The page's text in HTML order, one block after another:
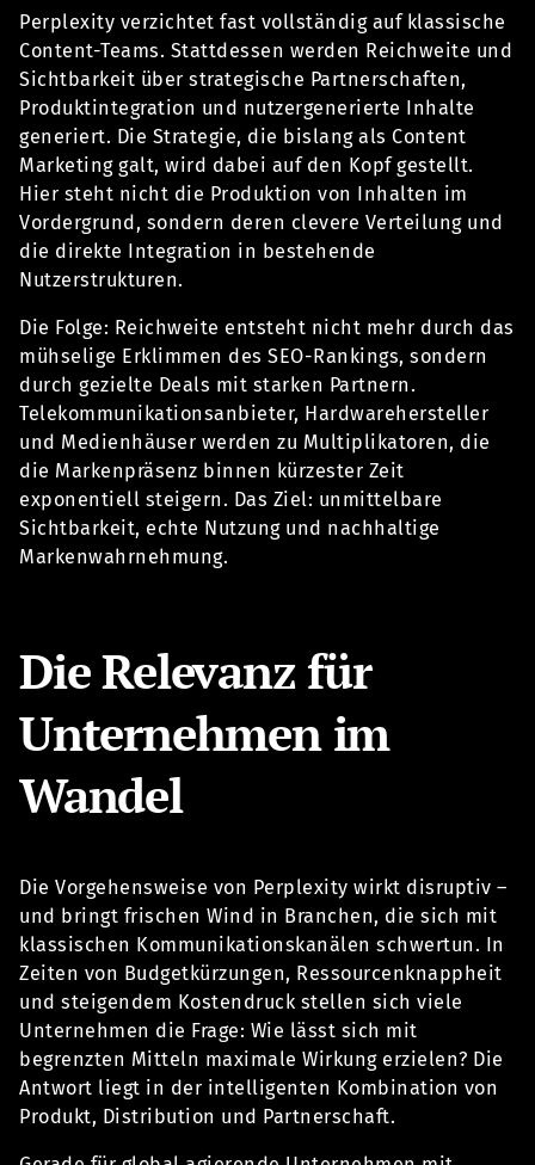
Perplexity verzichtet fast vollständig auf klassische
Content-Teams. Stattdessen werden Reichweite und
Sichtbarkeit über strategische Partnerschaften,
Produktintegration und nutzergenerierte Inhalte
generiert. Die Strategie, die bislang als Content
Marketing galt, wird dabei auf den Kopf gestellt.
Hier steht nicht die Produktion von Inhalten im
Vordergrund, sondern deren clevere Verteilung und
die direkte Integration in bestehende
Nutzerstrukturen.
Die Folge: Reichweite entsteht nicht mehr durch das
mühselige Erklimmen des SEO-Rankings, sondern
durch gezielte Deals mit starken Partnern.
Telekommunikationsanbieter, Hardwarehersteller
und Medienhäuser werden zu Multiplikatoren, die
die Markenpräsenz binnen kürzester Zeit
exponentiell steigern. Das Ziel: unmittelbare
Sichtbarkeit, echte Nutzung und nachhaltige
Markenwahrnehmung.
Die Relevanz für
Unternehmen im
Wandel
Die Vorgehensweise von Perplexity wirkt disruptiv –
und bringt frischen Wind in Branchen, die sich mit
klassischen Kommunikationskanälen schwertun. In
Zeiten von Budgetkürzungen, Ressourcenknappheit
und steigendem Kostendruck stellen sich viele
Unternehmen die Frage: Wie lässt sich mit
begrenzten Mitteln maximale Wirkung erzielen? Die
Antwort liegt in der intelligenten Kombination von
Produkt, Distribution und Partnerschaft.